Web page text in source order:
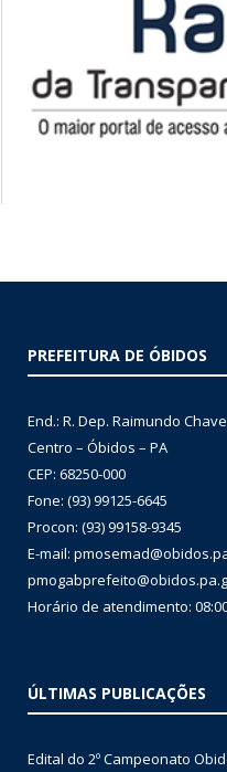
PREFEITURA DE ÓBIDOS
End.: R. Dep. Raimundo
Centro – Óbidos – PA
CEP: 68250-000
Fone: (93) 99125-6645
Procon: (93) 99158-9345
E-mail:
Horário de atendimento:
ÚLTIMAS PUBLICAÇÕES
Edital do 2º Campeonato